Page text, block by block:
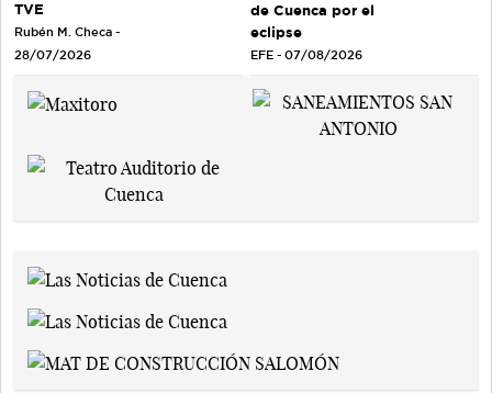
TVE
Rubén M. Checa -
28/07/2026
de Cuenca por el
eclipse
EFE - 07/08/2026